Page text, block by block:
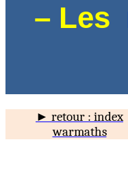
– Les
► retour : index
warmaths